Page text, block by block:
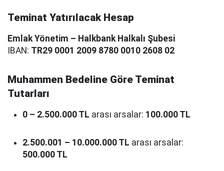
Teminat Yatırılacak Hesap
Emlak Yönetim – Halkbank Halkalı Şubesi
IBAN: TR29 0001 2009 8780 0010 2608 02
Muhammen Bedeline Göre Teminat
Tutarları
0 – 2.500.000 TL arası arsalar: 100.000 TL
2.500.001 – 10.000.000 TL arası arsalar:
500.000 TL